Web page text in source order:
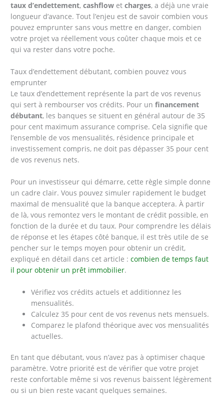
taux d’endettement,cashflow etcharges, a déjà une vraie
longueur d’avance. Tout l’enjeu est de savoir combien vous
pouvez emprunter sans vous mettre en danger, combien
votre projet va réellement vous coûter chaque mois et ce
qui va rester dans votre poche.
Taux d’endettement débutant, combien pouvez vous
emprunter
Le taux d’endettement représente la part de vos revenus
qui sert à rembourser vos crédits. Pour unfinancement
débutant, les banques se situent en général autour de 35
pour cent maximum assurance comprise. Cela signifie que
l’ensemble de vos mensualités, résidence principale et
investissement compris, ne doit pas dépasser 35 pour cent
de vos revenus nets.
Pour un investisseur qui démarre, cette règle simple donne
un cadre clair. Vous pouvez simuler rapidement le budget
maximal de mensualité que la banque acceptera. À partir
de là, vous remontez vers le montant de crédit possible, en
fonction de la durée et du taux. Pour comprendre les délais
de réponse et les étapes côté banque, il est très utile de se
pencher sur le temps moyen pour obtenir un crédit,
expliqué en détail dans cet article :combien de temps faut
il pour obtenir un prêt immobilier.
Vérifiez vos crédits actuels et additionnez les
mensualités.
Calculez 35 pour cent de vos revenus nets mensuels.
Comparez le plafond théorique avec vos mensualités
actuelles.
En tant que débutant, vous n’avez pas à optimiser chaque
paramètre. Votre priorité est de vérifier que votre projet
reste confortable même si vos revenus baissent légèrement
ou si un bien reste vacant quelques semaines.